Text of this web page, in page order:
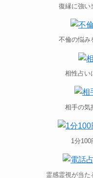
復縁に強い
不倫の悩み
相性占い
相手の気
1分
霊感霊視が当た